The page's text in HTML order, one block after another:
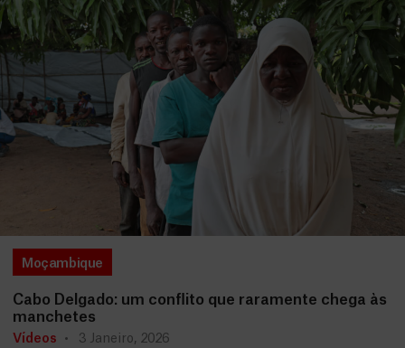
Moçambique
Cabo Delgado: um conflito que raramente chega às
manchetes
Vídeos 3 Janeiro, 2026